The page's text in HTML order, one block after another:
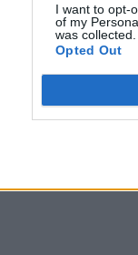
I want to opt-
of my
was collected.
Opted Out